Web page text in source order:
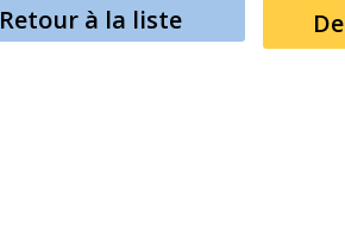
Retour à la liste